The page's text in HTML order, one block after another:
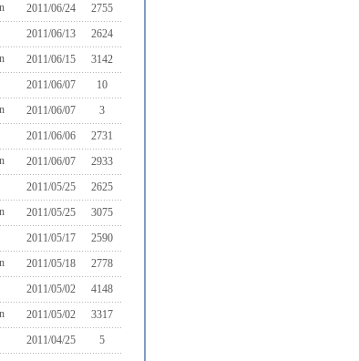
2011/06/24
2755
2011/06/13
2624
2011/06/15
3142
2011/06/07
10
2011/06/07
3
2011/06/06
2731
2011/06/07
2933
2011/05/25
2625
2011/05/25
3075
2011/05/17
2590
2011/05/18
2778
2011/05/02
4148
2011/05/02
3317
2011/04/25
5